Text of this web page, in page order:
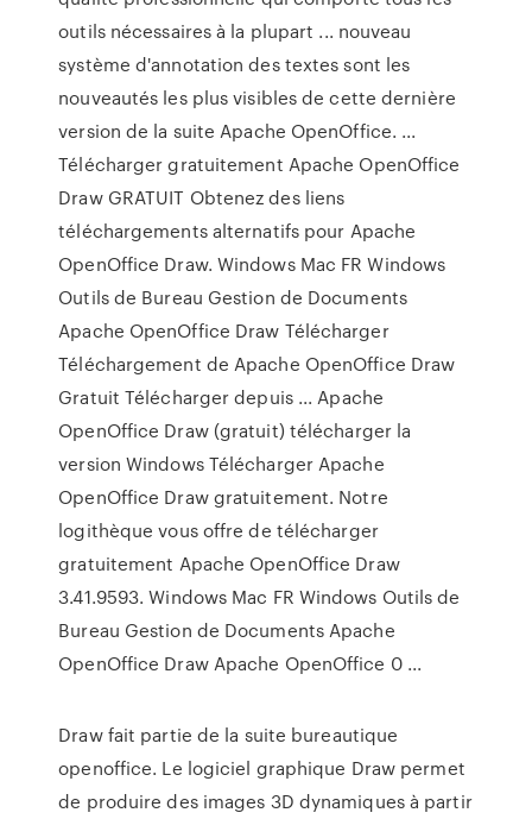
outils nécessaires à la plupart ... nouveau
système d'annotation des textes sont les
nouveautés les plus visibles de cette dernière
version de la suite Apache OpenOffice. ...
Télécharger gratuitement Apache OpenOffice
Draw GRATUIT Obtenez des liens
téléchargements alternatifs pour Apache
OpenOffice Draw. Windows Mac FR Windows
Outils de Bureau Gestion de Documents
Apache OpenOffice Draw Télécharger
Téléchargement de Apache OpenOffice Draw
Gratuit Télécharger depuis ... Apache
OpenOffice Draw (gratuit) télécharger la
version Windows Télécharger Apache
OpenOffice Draw gratuitement. Notre
logithèque vous offre de télécharger
gratuitement Apache OpenOffice Draw
3.41.9593. Windows Mac FR Windows Outils de
Bureau Gestion de Documents Apache
OpenOffice Draw Apache OpenOffice 0 ...
Draw fait partie de la suite bureautique
openoffice. Le logiciel graphique Draw permet
de produire des images 3D dynamiques à partir